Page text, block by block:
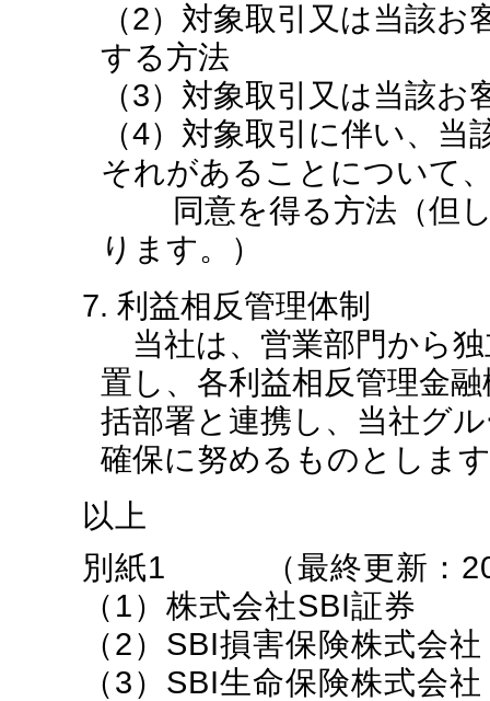
（2）対象取引又は当該
する方法
（3）対象取引又は当該
（4）対象取引に伴い、
それがあることについて
同意を得る方法（但し
ります。）
7. 利益相反管理体制
当社は、営業部門から
置し、各利益相反管理金
括部署と連携し、当社グ
確保に努めるものとしま
以上
別紙1 （最終更新：
（1）株式会社SBI証券
（2）SBI損害保険株式会社
（3）SBI生命保険株式会社